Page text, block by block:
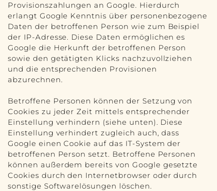
Provisionszahlungen an Google. Hierdurch
erlangt Google Kenntnis über personenbezogene
Daten der betroffenen Person wie zum Beispiel
der IP-Adresse. Diese Daten ermöglichen es
Google die Herkunft der betroffenen Person
sowie den getätigten Klicks nachzuvollziehen
und die entsprechenden Provisionen
abzurechnen.
Betroffene Personen können der Setzung von
Cookies zu jeder Zeit mittels entsprechender
Einstellung verhindern (siehe unten). Diese
Einstellung verhindert zugleich auch, dass
Google einen Cookie auf das IT-System der
betroffenen Person setzt. Betroffene Personen
können außerdem bereits von Google gesetzte
Cookies durch den Internetbrowser oder durch
sonstige Softwarelösungen löschen.